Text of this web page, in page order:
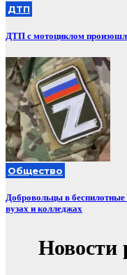
ДТП
ДТП с мотоциклом
Общество
Добровольцы в беспилотные
вузах и колледжах